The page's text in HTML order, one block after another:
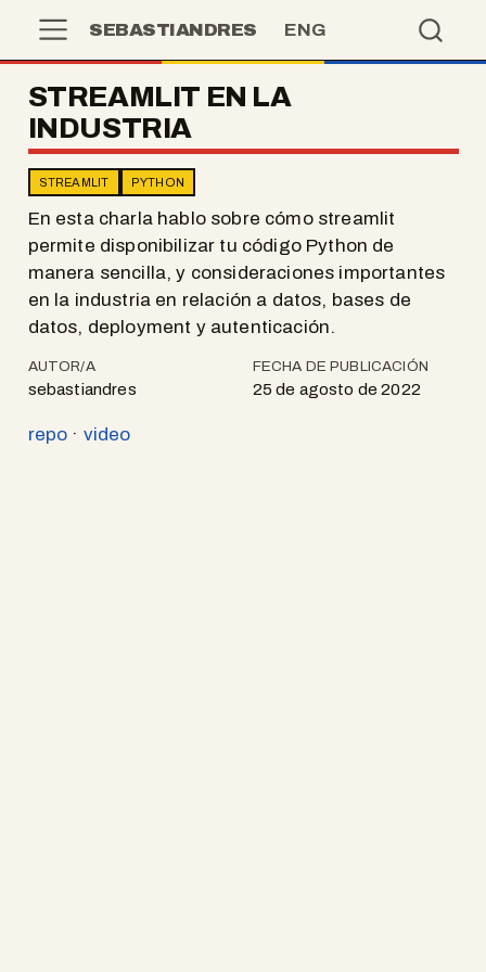
SEBASTIANDRES ENG
STREAMLIT EN LA
INDUSTRIA
STREAMLIT PYTHON
En esta charla hablo sobre cómo streamlit
permite disponibilizar tu código Python de
manera sencilla, y consideraciones importantes
en la industria en relación a datos, bases de
datos, deployment y autenticación.
AUTOR/A
sebastiandres
FECHA DE PUBLICACIÓN
25 de agosto de 2022
repo · video